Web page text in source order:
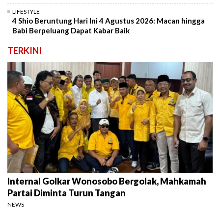
LIFESTYLE
4 Shio Beruntung Hari Ini 4 Agustus 2026: Macan hingga
Babi Berpeluang Dapat Kabar Baik
TERKINI
Internal Golkar Wonosobo Bergolak, Mahkamah
Partai Diminta Turun Tangan
NEWS